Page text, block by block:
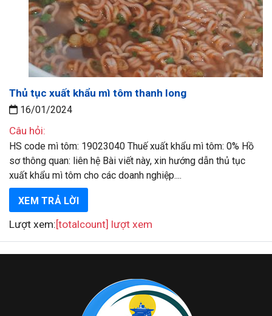
Thủ tục xuất khẩu mì tôm thanh long
16/01/2024
Câu hỏi:
HS code mì tôm: 19023040 Thuế xuất khẩu mì tôm: 0% Hồ
sơ thông quan: liên hệ Bài viết này, xin hướng dẫn thủ tục
xuất khẩu mì tôm cho các doanh nghiệp....
XEM TRẢ LỜI
Lượt xem: [totalcount] lượt xem